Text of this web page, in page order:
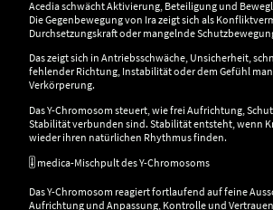
Acedia schwächt Aktivierung, Beteiligung und
Die Gegenbewegung von Ira zeigt sich als
Durchsetzungskraft oder mangelnde
Das zeigt sich in Antriebsschwäche, Unsicherheit,
fehlender Richtung, Instabilität oder dem Gefühl
Verkörperung.
Das Y-Chromosom steuert, wie frei Aufrichtung,
Stabilität verbunden sind. Stabilität entsteht, wenn
wieder ihren natürlichen Rhythmus finden.
🎚️ medica-Mischpult des Y-Chromosoms
Das Y-Chromosom reagiert fortlaufend auf feine
Aufrichtung und Anpassung, Kontrolle und